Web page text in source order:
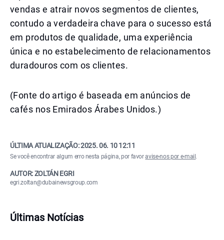
vendas e atrair novos segmentos de clientes,
contudo a verdadeira chave para o sucesso está
em produtos de qualidade, uma experiência
única e no estabelecimento de relacionamentos
duradouros com os clientes.
(Fonte do artigo é baseada em anúncios de
cafés nos Emirados Árabes Unidos.)
ÚLTIMA ATUALIZAÇÃO:2025. 06. 10 12:11
Se você encontrar algum erro nesta página, por favoravise-nos por e-mail .
AUTOR: ZOLTÁN EGRI
egri.zoltan@dubainewsgroup.com
Últimas Notícias